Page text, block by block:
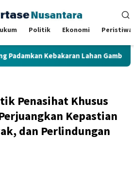
Politik Ekonomi Peristiwa
Kebakaran Lahan Gambut di
Penasihat Khusus
Kepastian
dan Perlindungan